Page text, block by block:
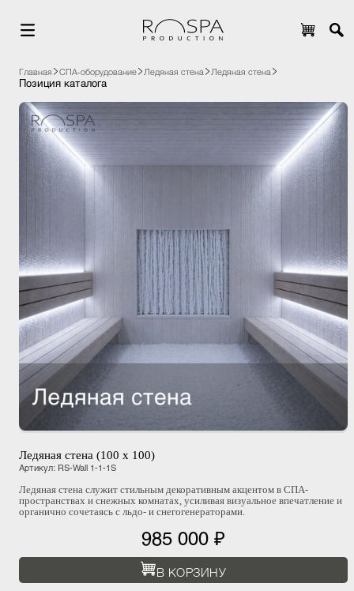
Главная СПА-оборудование Ледяная стена Ледяная стена
Позиция каталога
Ледяная стена (100 х 100)
Артикул: RS-Wall 1-1-1S
Ледяная стена служит стильным декоративным акцентом в СПА-
пространствах и снежных комнатах, усиливая визуальное впечатление и
органично сочетаясь с льдо- и снегогенераторами.
985 000 ₽
В КОРЗИНУ